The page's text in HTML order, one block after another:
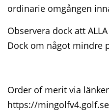
ordinarie omgången
Observera dock att
Dock om något mindre
Order of merit via
https://